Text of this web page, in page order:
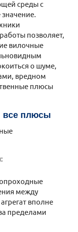
среды с
позволяет,
вилочные
о шуме,
вредном
плюсы
все плюсы
между
вполне
пределами